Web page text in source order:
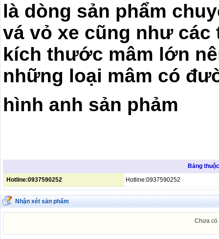
là dòng sản phẩm
vá vỏ xe cũng như
kích thước mâm lớn
những loại mâm có
hình anh sản phảm
Bảng
Hotline:0937590252
Hotline:0937590252
Nhận xét sản phẩm
Chưa có